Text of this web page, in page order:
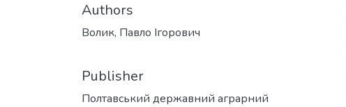
Authors
Волик, Павло Ігорович
Publisher
Полтавський державний аграрний